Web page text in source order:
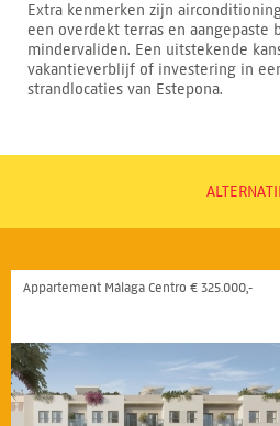
Extra kenmerken zijn
een overdekt terras en aangepaste
mindervaliden. Een uitstekende
vakantieverblijf of investering in
strandlocaties van Estepona.
Appartement Málaga Centro € 325.000,-